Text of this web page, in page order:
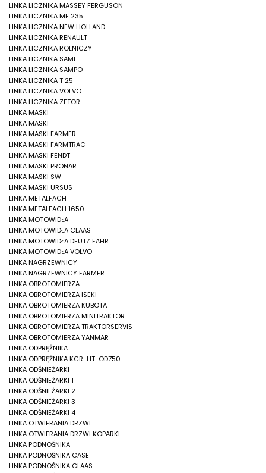
LINKA LICZNIKA MASSEY FERGUSON
LINKA LICZNIKA MF 235
LINKA LICZNIKA NEW HOLLAND
LINKA LICZNIKA RENAULT
LINKA LICZNIKA ROLNICZY
LINKA LICZNIKA SAME
LINKA LICZNIKA SAMPO
LINKA LICZNIKA T 25
LINKA LICZNIKA VOLVO
LINKA LICZNIKA ZETOR
LINKA MASKI
LINKA MASKI
LINKA MASKI FARMER
LINKA MASKI FARMTRAC
LINKA MASKI FENDT
LINKA MASKI PRONAR
LINKA MASKI SW
LINKA MASKI URSUS
LINKA METALFACH
LINKA METALFACH 1650
LINKA MOTOWIDŁA
LINKA MOTOWIDŁA CLAAS
LINKA MOTOWIDŁA DEUTZ FAHR
LINKA MOTOWIDŁA VOLVO
LINKA NAGRZEWNICY
LINKA NAGRZEWNICY FARMER
LINKA OBROTOMIERZA
LINKA OBROTOMIERZA ISEKI
LINKA OBROTOMIERZA KUBOTA
LINKA OBROTOMIERZA MINITRAKTOR
LINKA OBROTOMIERZA TRAKTORSERVIS
LINKA OBROTOMIERZA YANMAR
LINKA ODPRĘŻNIKA
LINKA ODPRĘŻNIKA KCR-LIT-OD750
LINKA ODŚNIEŻARKI
LINKA ODŚNIEŻARKI 1
LINKA ODŚNIEŻARKI 2
LINKA ODŚNIEŻARKI 3
LINKA ODŚNIEŻARKI 4
LINKA OTWIERANIA DRZWI
LINKA OTWIERANIA DRZWI KOPARKI
LINKA PODNOŚNIKA
LINKA PODNOŚNIKA CASE
LINKA PODNOŚNIKA CLAAS